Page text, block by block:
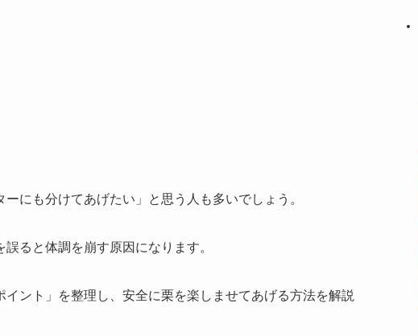
にも分けてあげたい」と思う人も多いでしょう。
ると体調を崩す原因になります。
ント」を整理し、安全に栗を楽しませてあげる方法を解説